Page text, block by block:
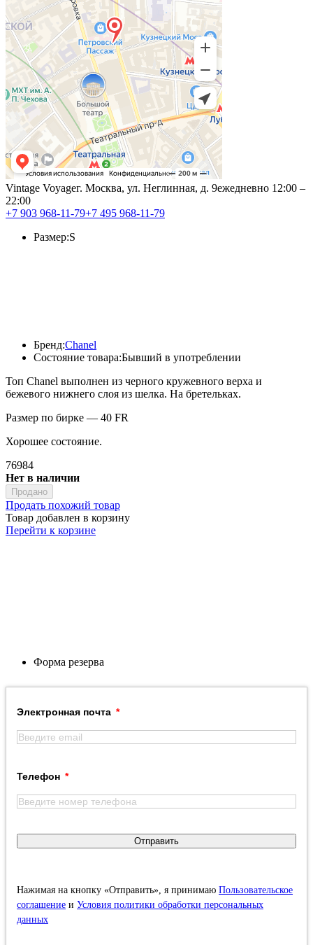
Vintage Voyageг. Москва, ул. Неглинная, д. 9ежедневно 12:00 –
22:00
+7 903 968-11-79+7 495 968-11-79
Состояние товара:Бывший в употреблении
Бренд:Chanel
Размер:S
Топ Chanel выполнен из черного кружевного верха и
бежевого нижнего слоя из шелка. На бретельках.
Размер по бирке — 40 FR
Хорошее состояние.
76984
Нет в наличии
Продано
Продать похожий товар
Товар добавлен в корзину
Перейти к корзине
Форма резерва
Электронная почта
Телефон
Отправить
Нажимая на кнопку «Отправить», я принимаю Пользовательское
соглашение и Условия политики обработки персональных
данных